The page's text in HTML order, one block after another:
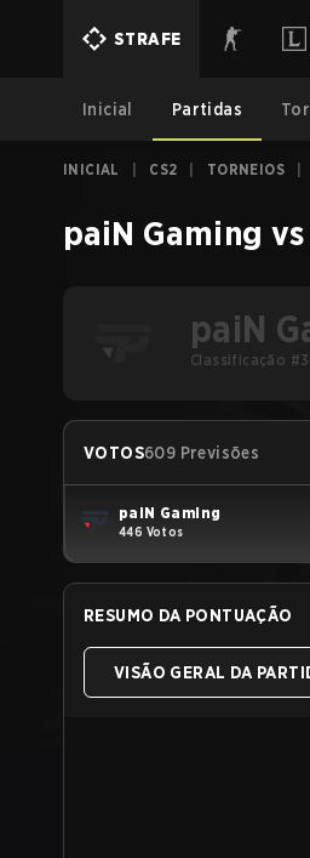
STRAFE
Inicial Partidas
INICIAL CS2 TORNEIOS
paiN Gaming vs
paiN
Classificação
VOTOS609 Previsões
paiN Gaming
446 Votos
RESUMO DA PONTUAÇÃO
VISÃO GERAL DA